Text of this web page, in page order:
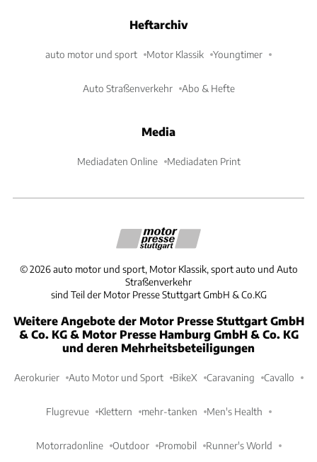
Heftarchiv
auto motor und sport Motor Klassik Youngtimer
Auto Straßenverkehr Abo & Hefte
Media
Mediadaten Online Mediadaten Print
©2026 auto motor und sport, Motor Klassik, sport auto und Auto
Straßenverkehr
sind Teil der Motor Presse Stuttgart GmbH & Co.KG
Weitere Angebote der Motor Presse Stuttgart GmbH
& Co. KG & Motor Presse Hamburg GmbH & Co. KG
und deren Mehrheitsbeteiligungen
Aerokurier Auto Motor und Sport BikeX Caravaning Cavallo
Flugrevue Klettern mehr-tanken Men's Health
Motorradonline Outdoor Promobil Runner's World